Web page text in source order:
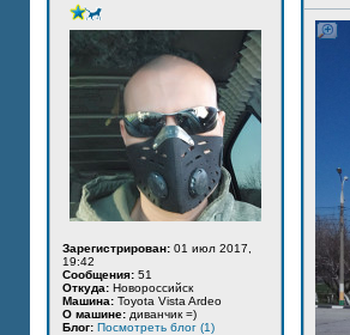
Зарегистрирован: 01 июл 2017,
19:42
Сообщения: 51
Откуда: Новороссийск
Машина: Toyota Vista Ardeo
О машине: диванчик =)
Блог: Посмотреть блог (1)